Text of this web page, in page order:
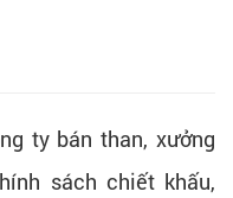
ty bán than, xưởng
sách chiết khấu,